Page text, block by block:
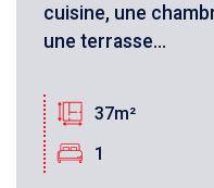
cuisine, une
une terrasse...
37m²
1